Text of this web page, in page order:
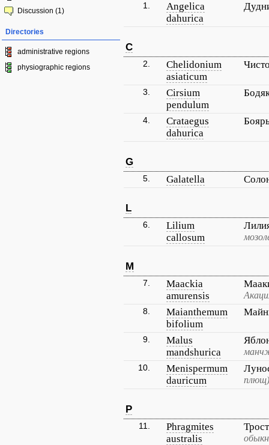
Discussion (1)
Directories
administrative regions
physiographic regions
1.
Angelica
dahurica
C
2.
Chelidonium
asiaticum
3.
Cirsium
pendulum
4.
Crataegus
dahurica
G
5. Galatella
L
6.
Lilium
callosum
M
7.
Maackia
amurensis
8.
Maianthemum
bifolium
9.
Malus
mandshurica
10.
Menispermum
dauricum
плющ)
P
11.
Phragmites
australis